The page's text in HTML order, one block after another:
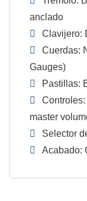
anclado
Clavijero:
Cuerdas:
Gauges)
Pastillas:
master
Selector
Acabado: